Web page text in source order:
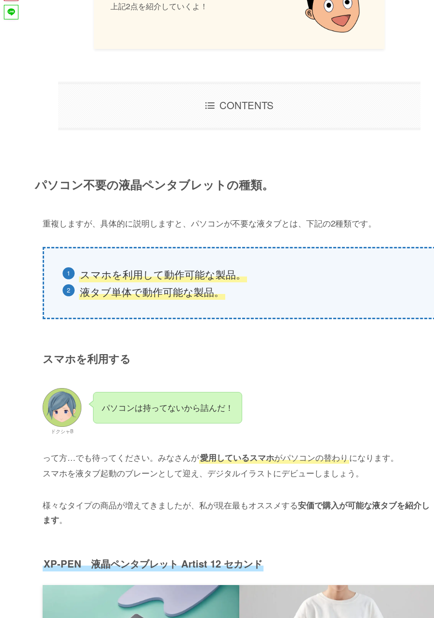
上記2点を紹介していくよ！
CONTENTS
パソコン不要の液晶ペンタブレットの種類。
重複しますが、具体的に説明しますと、パソコンが不要な液タブとは、下記の2種類です。
スマホを利用して動作可能な製品。
液タブ単体で動作可能な製品。
スマホを利用する
ドクシャB
パソコンは持ってないから詰んだ！
って方…でも待ってください。 みなさんが愛用しているスマホがパソコンの替わりになります。
スマホを液タブ起動のブレーンとして迎え、デジタルイラストにデビューしましょう。
様々なタイプの商品が増えてきましたが、私が現在最もオススメする安価で購入が可能な液タブを紹介し
ます。
XP-PEN 液晶ペンタブレット Artist 12 セカンド